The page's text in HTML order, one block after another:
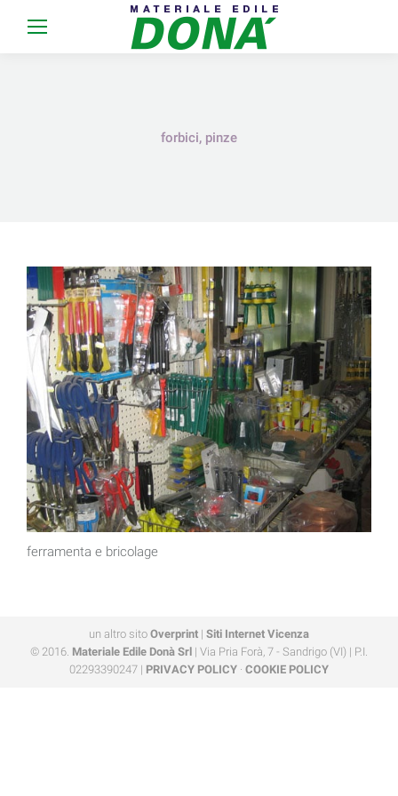
forbici, pinze
ferramenta e bricolage
un altro sito Overprint | Siti Internet Vicenza
© 2016. Materiale Edile Donà Srl | Via Pria Forà, 7 - Sandrigo (VI) | P.I.
02293390247 | PRIVACY POLICY · COOKIE POLICY